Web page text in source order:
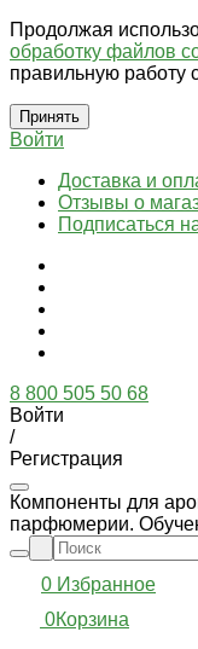
Продолжая
обработку файлов
правильную работу
Принять
Войти
Доставка и
Отзывы о
Подписаться
8 800 505 50 68
Войти
/
Регистрация
Компоненты для
парфюмерии.
0 Избранное
0Корзина